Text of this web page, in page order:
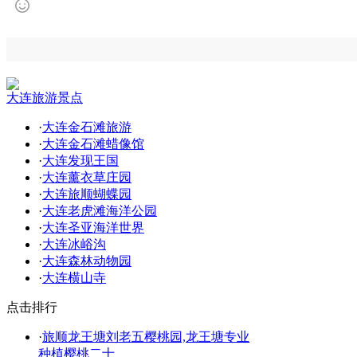
大连旅游景点
·大连金石滩旅游
·大连金石滩蜡像馆
·大连发现王国
·大连薰衣草庄园
·大连旅顺蝴蝶园
·大连老虎滩海洋公园
·大连圣亚海洋世界
·大连冰峪沟
·大连森林动物园
·大连横山寺
点击排行
·旅顺龙王塘刘老五樱桃园,龙王塘专业
种植樱桃二十